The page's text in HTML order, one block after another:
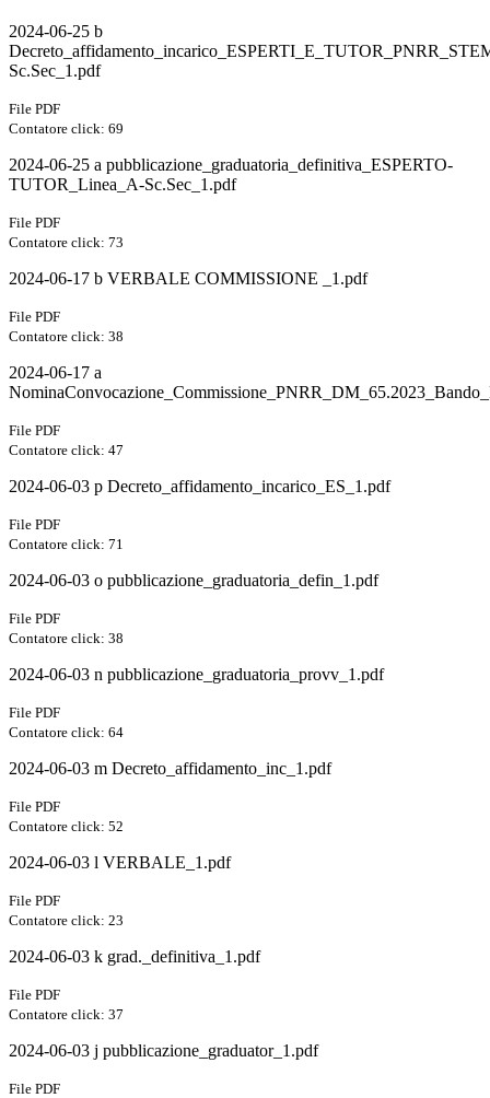
2024-06-25 b
Sc.Sec_1.pdf
File PDF
Contatore click: 69
2024-06-25 a pubblicazione_graduatoria_definitiva_ESPERTO-
TUTOR_Linea_A-Sc.Sec_1.pdf
File PDF
Contatore click: 73
2024-06-17 b VERBALE COMMISSIONE _1.pdf
File PDF
Contatore click: 38
2024-06-17 a
File PDF
Contatore click: 47
2024-06-03 p Decreto_affidamento_incarico_ES_1.pdf
File PDF
Contatore click: 71
2024-06-03 o pubblicazione_graduatoria_defin_1.pdf
File PDF
Contatore click: 38
2024-06-03 n pubblicazione_graduatoria_provv_1.pdf
File PDF
Contatore click: 64
2024-06-03 m Decreto_affidamento_inc_1.pdf
File PDF
Contatore click: 52
2024-06-03 l VERBALE_1.pdf
File PDF
Contatore click: 23
2024-06-03 k grad._definitiva_1.pdf
File PDF
Contatore click: 37
2024-06-03 j pubblicazione_graduator_1.pdf
File PDF